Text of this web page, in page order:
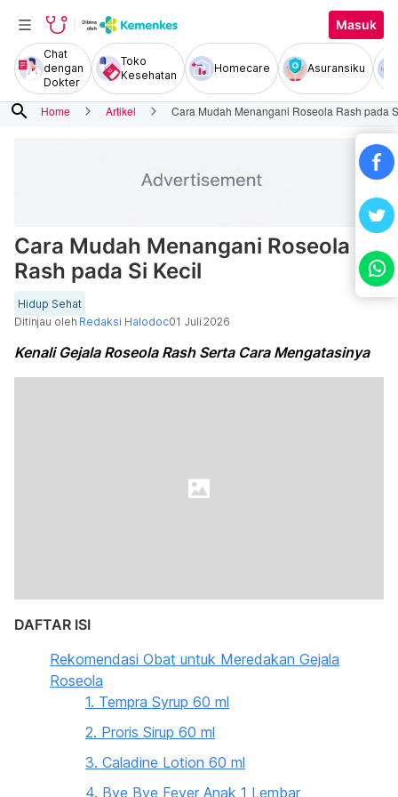
Masuk
Chat
dengan
Dokter
Toko
Kesehatan
Homecare Asuransiku
search Home Artikel Cara Mudah Menangani Roseola Rash pada
Cara Mudah Menangani Roseola
Rash pada Si Kecil
Hidup Sehat
Ditinjau oleh Redaksi Halodoc01 Juli 2026
Kenali Gejala Roseola Rash Serta Cara Mengatasinya
DAFTAR ISI
Rekomendasi Obat untuk Meredakan Gejala
Roseola
1. Tempra Syrup 60 ml
2. Proris Sirup 60 ml
3. Caladine Lotion 60 ml
4. Bye Bye Fever Anak 1 Lembar